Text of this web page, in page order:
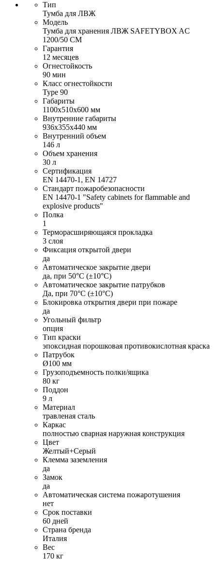
Тип
Тумба для ЛВЖ
Модель
Тумба для хранения ЛВЖ SAFETYBOX AC
1200/50 CM
Гарантия
12 месяцев
Огнестойкость
90 мин
Класс огнестойкости
Type 90
Габариты
1100x510x600 мм
Внутренние габариты
936x355x440 мм
Внутренний объем
146 л
Объем хранения
30 л
Сертификация
EN 14470-1, EN 14727
Стандарт пожаробезопасности
EN 14470-1 "Safety cabinets for flammable and
explosive products"
Полка
1
Терморасширяющаяся прокладка
3 слоя
Фиксация открытой двери
да
Автоматическое закрытие двери
да, при 50°C (±10°C)
Автоматическое закрытие патрубков
Да, при 70°C (±10°C)
Блокировка открытия двери при пожаре
да
Угольный фильтр
опция
Тип краски
эпоксидная порошковая противокислотная краска
Патрубок
Ø100 мм
Грузоподъемность полки/ящика
80 кг
Поддон
9 л
Материал
травленая сталь
Каркас
полностью сварная наружная конструкция
Цвет
Желтый+Серый
Клемма заземления
да
Замок
да
Автоматическая система пожаротушения
нет
Срок поставки
60 дней
Страна бренда
Италия
Вес
170 кг